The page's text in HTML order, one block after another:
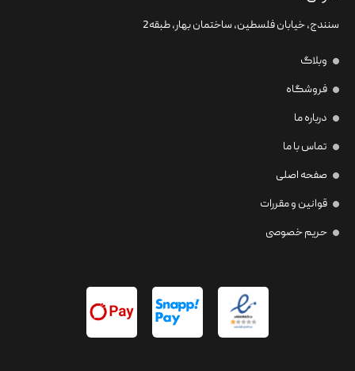
سنندج، خیابان فلسطین،‌ ساختمان بهار، طبقه2
وبلاگ
فروشگاه
درباره ما
تماس با ما
صفحه اصلی
قوانین و مقررات
حریم خصوصی